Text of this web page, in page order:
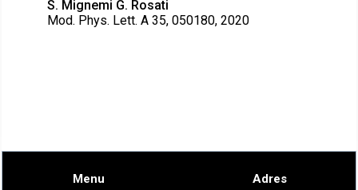
S. Mignemi G. Rosati
Mod. Phys. Lett. A 35, 050180, 2020
Menu Adres